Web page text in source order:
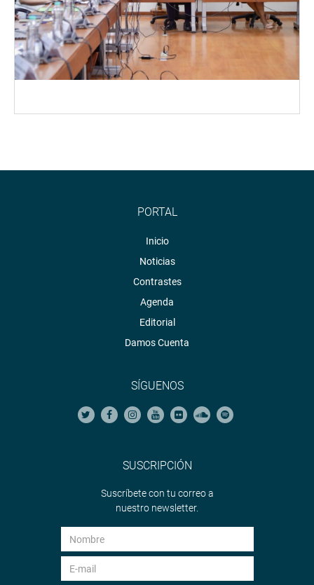
PORTAL
Inicio
Noticias
Contrastes
Agenda
Editorial
Damos Cuenta
SÍGUENOS
SUSCRIPCIÓN
Suscríbete con tu correo a
nuestro newsletter.